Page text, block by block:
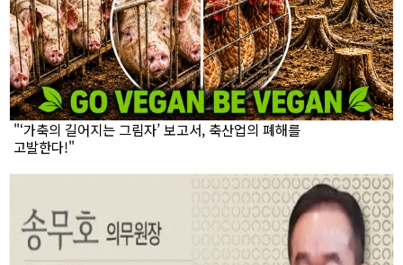
"‘가축의 길어지는 그림자’ 보고서, 축산업의 폐해를
고발한다!"